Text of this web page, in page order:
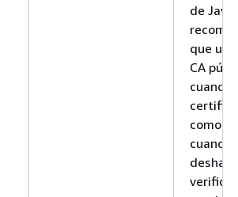
de
que
CA
cuando
cuando